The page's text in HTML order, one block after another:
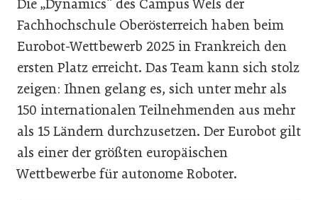
Die „Dynamics“ des Campus Wels der
Fachhochschule Oberösterreich haben beim
Eurobot-Wettbewerb 2025 in Frankreich den
ersten Platz erreicht. Das Team kann sich stolz
zeigen: Ihnen gelang es, sich unter mehr als
150 internationalen Teilnehmenden aus mehr
als 15 Ländern durchzusetzen. Der Eurobot gilt
als einer der größten europäischen
Wettbewerbe für autonome Roboter.